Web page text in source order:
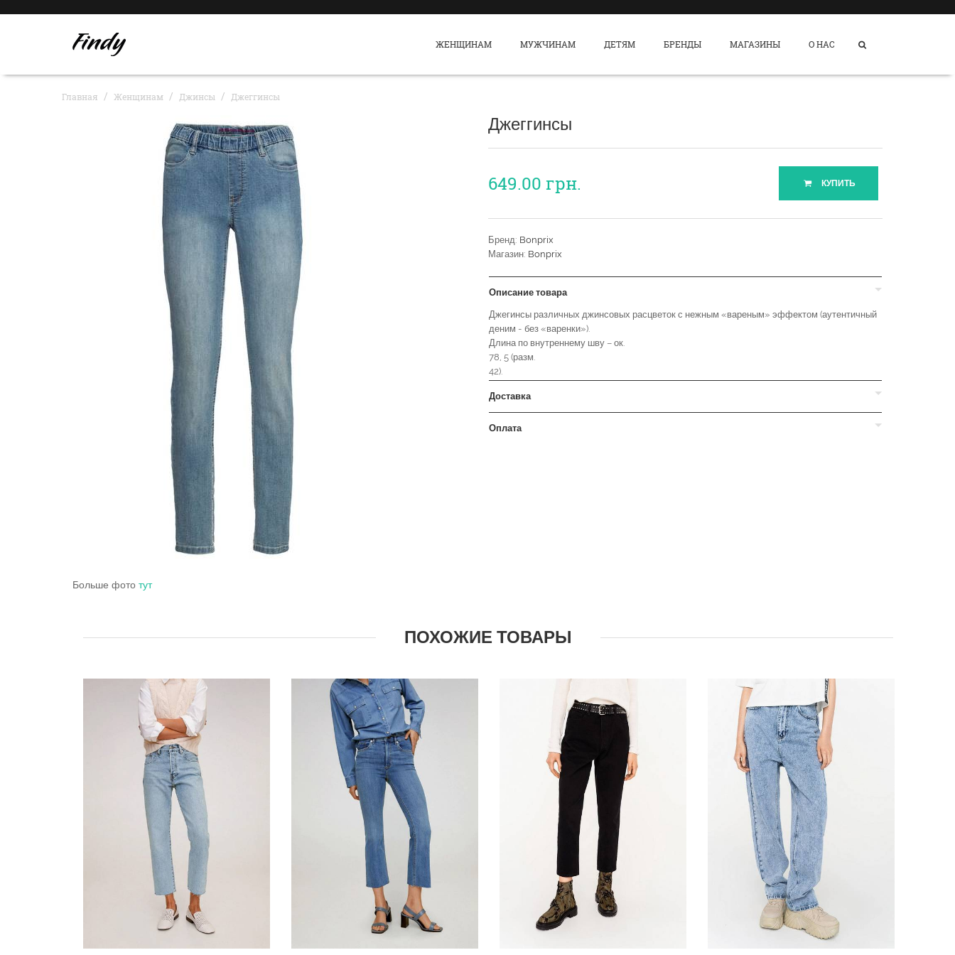
ЖЕНЩИНАМ МУЖЧИНАМ ДЕТЯМ БРЕНДЫ МАГАЗИНЫ О НАС
Главная Женщинам Джинсы Джеггинсы
Больше фото тут
Джеггинсы
649.00 грн. КУПИТЬ
Бренд: Bonprix
Магазин: Bonprix
Описание товара
Джегинсы различных джинсовых расцветок с нежным «вареным» эффектом (аутентичный
деним - без «варенки»).
Длина по внутреннему шву – ок.
78, 5 (разм.
42).
Доставка
Оплата
ПОХОЖИЕ ТОВАРЫ